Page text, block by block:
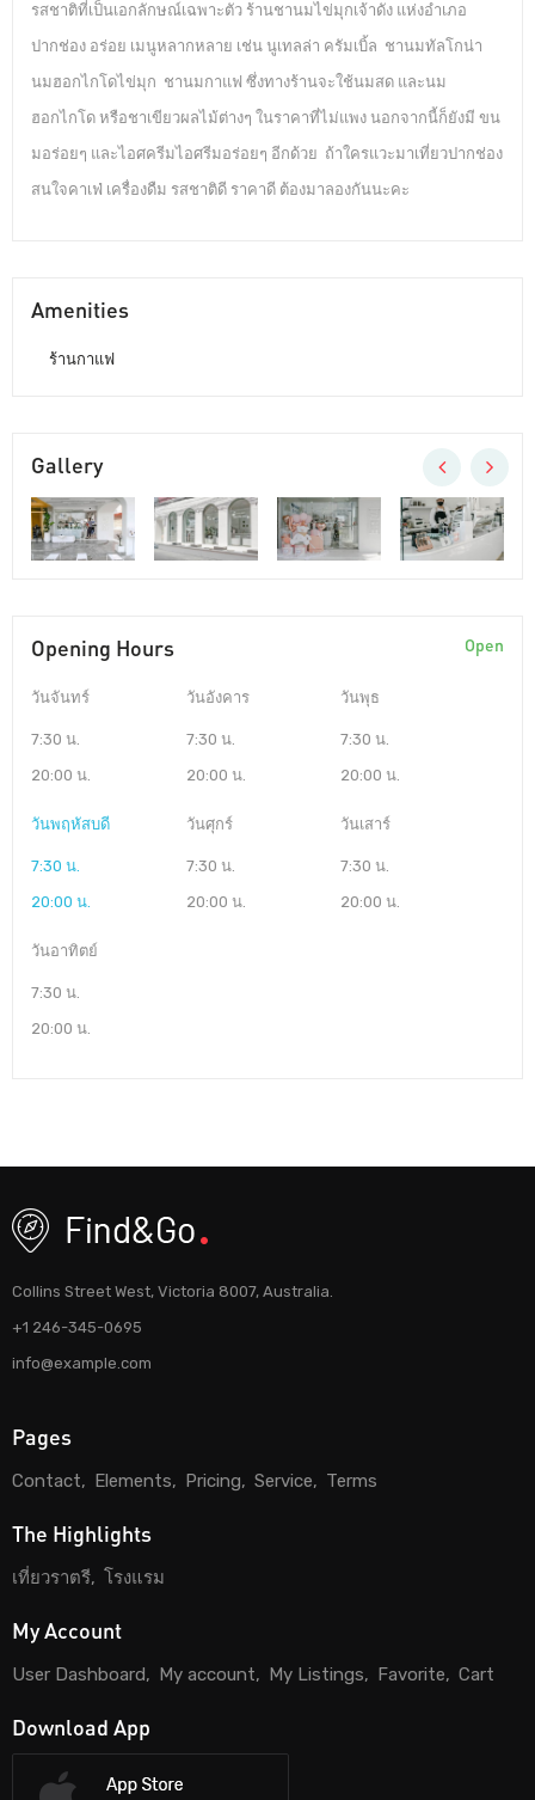
รสชาติที่เป็นเอกลักษณ์เฉพาะตัว ร้านชานมไข่มุกเจ้าดัง แห่งอำเภอ
ปากช่อง อร่อย เมนูหลากหลาย เช่น นูเทลล่า ครัมเบิ้ล ชานมทัลโกน่า
นมฮอกไกโดไข่มุก ชานมกาแฟ ซึ่งทางร้านจะใช้นมสด และนม
ฮอกไกโด หรือชาเขียวผลไม้ต่างๆ ในราคาที่ไม่แพง นอกจากนี้ก็ยังมี ขน
มอร่อยๆ และไอศครีมไอศรีมอร่อยๆ อีกด้วย ถ้าใครแวะมาเที่ยวปากช่อง
สนใจคาเฟ่ เครื่องดืม รสชาติดี ราคาดี ต้องมาลองกันนะคะ
Amenities
ร้านกาแฟ
Gallery
Opening Hours Open
วันจันทร์
7:30 น.
20:00 น.
วันอังคาร
7:30 น.
20:00 น.
วันพุธ
7:30 น.
20:00 น.
วันพฤหัสบดี
7:30 น.
20:00 น.
วันศุกร์
7:30 น.
20:00 น.
วันเสาร์
7:30 น.
20:00 น.
วันอาทิตย์
7:30 น.
20:00 น.
Collins Street West, Victoria 8007, Australia.
+1 246-345-0695
info@example.com
Pages
Contact Elements Pricing Service Terms
The Highlights
เที่ยวราตรี โรงแรม
My Account
User Dashboard My account My Listings Favorite Cart
Download App